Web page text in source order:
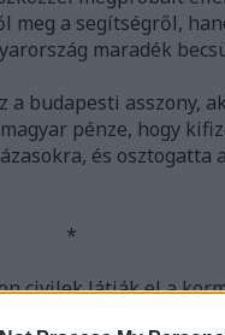
meg a segítségről,
maradék
a budapesti asszony,
pénze, hogy
és osztogatta
*
civilek látják el a
az egyre